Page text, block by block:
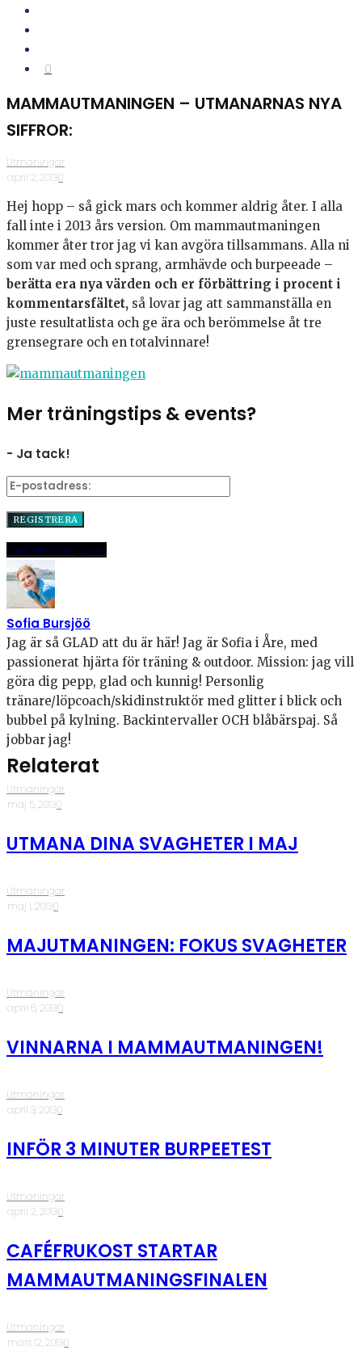
0
MAMMAUTMANINGEN – UTMANARNAS NYA
SIFFROR:
Utmaningar
·april 2, 2013·0
Hej hopp – så gick mars och kommer aldrig åter. I alla
fall inte i 2013 års version. Om mammautmaningen
kommer åter tror jag vi kan avgöra tillsammans. Alla ni
som var med och sprang, armhävde och burpeeade –
berätta era nya värden och er förbättring i procent i
kommentarsfältet, så lovar jag att sammanställa en
juste resultatlista och ge ära och berömmelse åt tre
grensegrare och en totalvinnare!
Mer träningstips & events?
- Ja tack!
DelaPinnaE-post
Sofia Bursjöö
Jag är så GLAD att du är här! Jag är Sofia i Åre, med
passionerat hjärta för träning & outdoor. Mission: jag vill
göra dig pepp, glad och kunnig! Personlig
tränare/löpcoach/skidinstruktör med glitter i blick och
bubbel på kylning. Backintervaller OCH blåbärspaj. Så
jobbar jag!
Relaterat
Utmaningar
·maj 5, 2013·0
UTMANA DINA SVAGHETER I MAJ
Utmaningar
·maj 1, 2013·0
MAJUTMANINGEN: FOKUS SVAGHETER
Utmaningar
·april 6, 2013·0
VINNARNA I MAMMAUTMANINGEN!
Utmaningar
·april 3, 2013·0
INFÖR 3 MINUTER BURPEETEST
Utmaningar
·april 2, 2013·0
CAFÉFRUKOST STARTAR
MAMMAUTMANINGSFINALEN
Utmaningar
·mars 12, 2013·0